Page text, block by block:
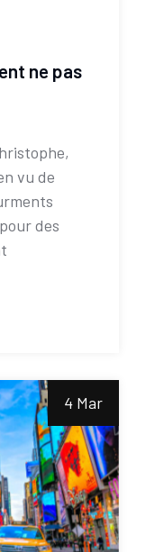
ne pas
vu de
des
4 Mar